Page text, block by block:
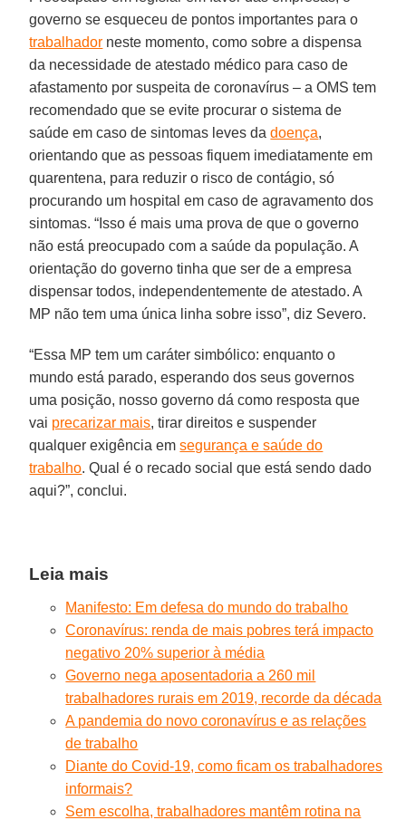
governo se esqueceu de pontos importantes para o
trabalhador neste momento, como sobre a dispensa
da necessidade de atestado médico para caso de
afastamento por suspeita de coronavírus – a OMS tem
recomendado que se evite procurar o sistema de
saúde em caso de sintomas leves dadoença,
orientando que as pessoas fiquem imediatamente em
quarentena, para reduzir o risco de contágio, só
procurando um hospital em caso de agravamento dos
sintomas. “Isso é mais uma prova de que o governo
não está preocupado com a saúde da população. A
orientação do governo tinha que ser de a empresa
dispensar todos, independentemente de atestado. A
MP não tem uma única linha sobre isso”, diz Severo.
“Essa MP tem um caráter simbólico: enquanto o
mundo está parado, esperando dos seus governos
uma posição, nosso governo dá como resposta que
vai precarizar mais, tirar direitos e suspender
qualquer exigência emsegurança e saúde do
trabalho. Qual é o recado social que está sendo dado
aqui?”, conclui.
Leia mais
Manifesto: Em defesa do mundo do trabalho
Coronavírus: renda de mais pobres terá impacto
negativo 20% superior à média
Governo nega aposentadoria a 260 mil
trabalhadores rurais em 2019, recorde da década
A pandemia do novo coronavírus e as relações
de trabalho
Diante do Covid-19, como ficam os trabalhadores
informais?
Sem escolha, trabalhadores mantêm rotina na